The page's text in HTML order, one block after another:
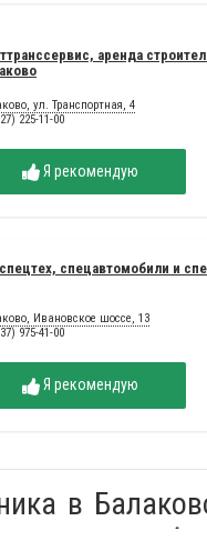
аренда
ул. Транспортная, 4
225-11-00
Я рекомендую
спецавтомобили и
Ивановское шоссе, 13
975-41-00
Я рекомендую
в